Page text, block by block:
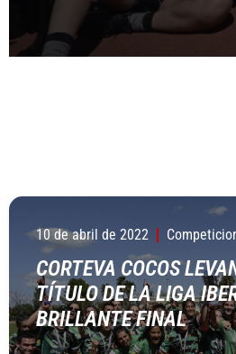
10 de abril de 2022
CORTEVA COCOS
TÍTULO DE LA LIGA
BRILLANTE FINAL